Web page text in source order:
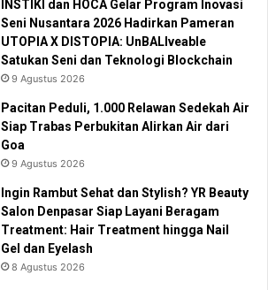
INSTIKI dan HOCA Gelar Program Inovasi
Seni Nusantara 2026 Hadirkan Pameran
UTOPIA X DISTOPIA: UnBALIveable
Satukan Seni dan Teknologi Blockchain
9 Agustus 2026
Pacitan Peduli, 1.000 Relawan Sedekah Air
Siap Trabas Perbukitan Alirkan Air dari
Goa
9 Agustus 2026
Ingin Rambut Sehat dan Stylish? YR Beauty
Salon Denpasar Siap Layani Beragam
Treatment: Hair Treatment hingga Nail
Gel dan Eyelash
8 Agustus 2026